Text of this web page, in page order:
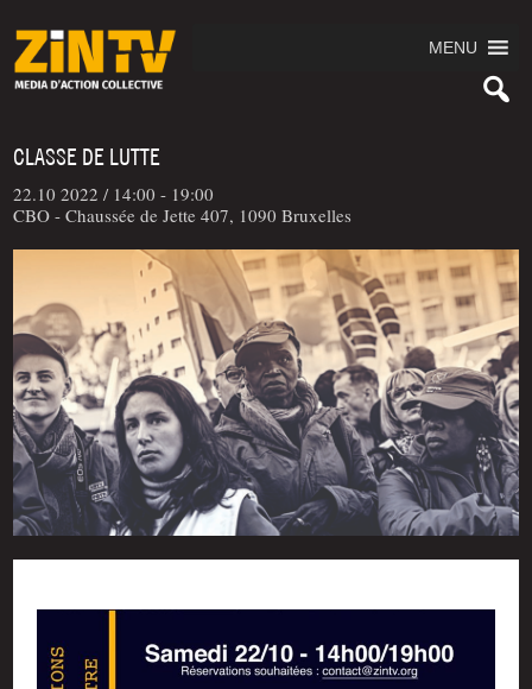
MENU
CLASSE DE LUTTE
22.10 2022 / 14:00 - 19:00
CBO - Chaussée de Jette 407, 1090 Bruxelles